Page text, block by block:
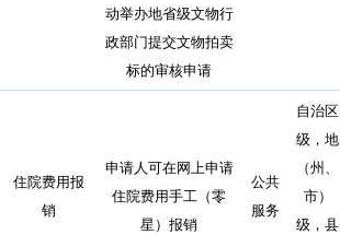
动举办地省级文物行
政部门提交文物拍卖
标的审核申请
住院费用报
销
申请人可在网上申请
住院费用手工（零
星）报销
公共
服务
自治区
级，地
（州、
市）
级，县